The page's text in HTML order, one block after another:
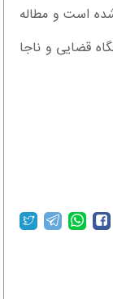
است و مطاله
قضایی و ناجا